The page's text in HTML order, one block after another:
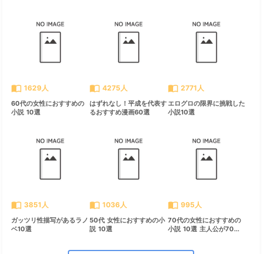
import_contacts 1629人
60代の女性におすすめの
小説 10選
import_contacts 4275人
はずれなし！平成を代表す
るおすすめ漫画60選
import_contacts 2771人
エログロの限界に挑戦した
小説10選
import_contacts 3851人
ガッツリ性描写があるラノ
ベ10選
import_contacts 1036人
50代 女性におすすめの小
説 10選
import_contacts 995人
70代の女性におすすめの
小説 10選 主人公が70...